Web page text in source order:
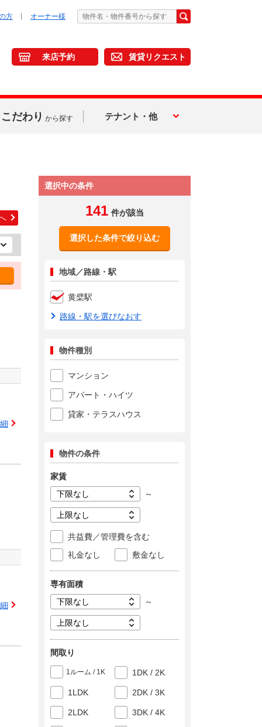
方 オーナー様
来店予約 賃貸リクエスト
こだわり から探す テナント・他
選択中の条件
141 件が該当
選択した条件で絞り込む
地域／路線・駅
黄檗駅
路線・駅を選びなおす
物件種別
マンション
アパート・ハイツ
貸家・テラスハウス
物件の条件
家賃
～
共益費／管理費を含む
礼金なし
敷金なし
専有面積
～
間取り
1ルーム / 1K 1DK / 2K
1LDK 2DK / 3K
2LDK 3DK / 4K